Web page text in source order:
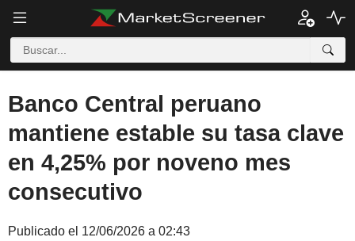
Banco Central peruano
mantiene estable su tasa clave
en 4,25% por noveno mes
consecutivo
Publicado el 12/06/2026 a 02:43